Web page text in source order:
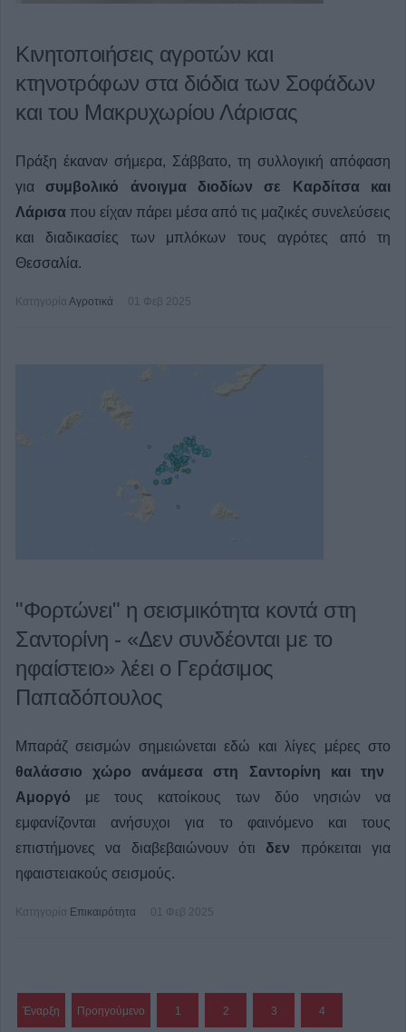
Κινητοποιήσεις αγροτών και
κτηνοτρόφων στα διόδια των Σοφάδων
και του Μακρυχωρίου Λάρισας
Πράξη έκαναν σήμερα, Σάββατο, τη συλλογική απόφαση
για συμβολικό άνοιγμα διοδίων σε Καρδίτσα και
Λάρισα που είχαν πάρει μέσα από τις μαζικές συνελεύσεις
και διαδικασίες των μπλόκων τους αγρότες από τη
Θεσσαλία.
Κατηγορία Αγροτικά 01 Φεβ 2025
"Φορτώνει" η σεισμικότητα κοντά στη
Σαντορίνη - «Δεν συνδέονται με το
ηφαίστειο» λέει ο Γεράσιμος
Παπαδόπουλος
Μπαράζ σεισμών σημειώνεται εδώ και λίγες μέρες στο
θαλάσσιο χώρο ανάμεσα στη Σαντορίνη και την
Αμοργό με τους κατοίκους των δύο νησιών να
εμφανίζονται ανήσυχοι για το φαινόμενο και τους
επιστήμονες να διαβεβαιώνουν ότι δεν πρόκειται για
ηφαιστειακούς σεισμούς.
Κατηγορία Επικαιρότητα 01 Φεβ 2025
Έναρξη Προηγούμενο 1 2 3 4